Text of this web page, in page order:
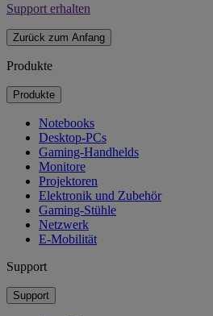
Support erhalten
Zurück zum Anfang
Produkte
Produkte
Notebooks
Desktop-PCs
Gaming-Handhelds
Monitore
Projektoren
Elektronik und Zubehör
Gaming-Stühle
Netzwerk
E-Mobilität
Support
Support